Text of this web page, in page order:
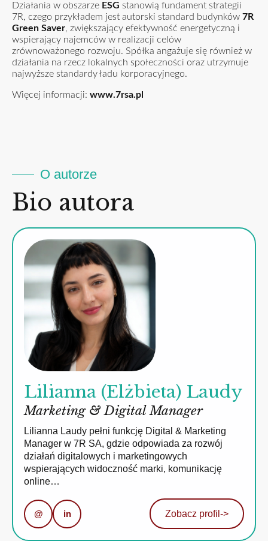
Działania w obszarze ESG stanowią fundament strategii
7R, czego przykładem jest autorski standard budynków 7R
Green Saver, zwiększający efektywność energetyczną i
wspierający najemców w realizacji celów
zrównoważonego rozwoju. Spółka angażuje się również w
działania na rzecz lokalnych społeczności oraz utrzymuje
najwyższe standardy ładu korporacyjnego.
Więcej informacji: www.7rsa.pl
O autorze
Bio autora
Lilianna (Elżbieta) Laudy
Marketing & Digital Manager
Lilianna Laudy pełni funkcję Digital & Marketing
Manager w 7R SA, gdzie odpowiada za rozwój
działań digitalowych i marketingowych
wspierających widoczność marki, komunikację
online…
@ in Zobacz profil ->